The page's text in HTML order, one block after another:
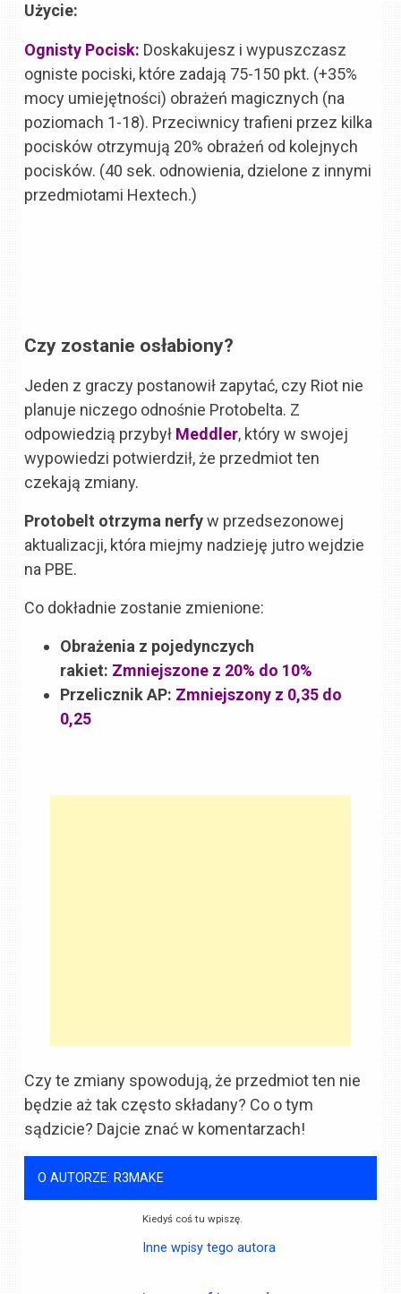
Użycie:
Ognisty Pocisk: Doskakujesz i wypuszczasz
ogniste pociski, które zadają 75-150 pkt. (+35%
mocy umiejętności) obrażeń magicznych (na
poziomach 1-18). Przeciwnicy trafieni przez kilka
pocisków otrzymują 20% obrażeń od kolejnych
pocisków. (40 sek. odnowienia, dzielone z innymi
przedmiotami Hextech.)
Czy zostanie osłabiony?
Jeden z graczy postanowił zapytać, czy Riot nie
planuje niczego odnośnie Protobelta. Z
odpowiedzią przybył Meddler, który w swojej
wypowiedzi potwierdził, że przedmiot ten
czekają zmiany.
Protobelt otrzyma nerfyw przedsezonowej
aktualizacji, która miejmy nadzieję jutro wejdzie
na PBE.
Co dokładnie zostanie zmienione:
Obrażenia z pojedynczych
rakiet: Zmniejszone z 20% do 10%
Przelicznik AP: Zmniejszony z 0,35 do
0,25
Czy te zmiany spowodują, że przedmiot ten nie
będzie aż tak często składany? Co o tym
sądzicie? Dajcie znać w komentarzach!
O AUTORZE: R3MAKE
Kiedyś coś tu wpiszę.
Inne wpisy tego autora